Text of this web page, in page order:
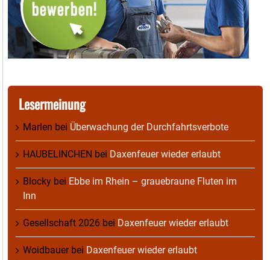
Lesermeinung
Marlen bei Überwachung der Durchfahrtsverbote
HAUBELINCHEN bei Daxenfeuer wieder erlaubt
Blocky bei Ebbe im Rhein – grauebraune Fluten im
Inn
Gesellschaft 2026 bei Daxenfeuer wieder erlaubt
Woidbauerbei Daxenfeuer wieder erlaubt